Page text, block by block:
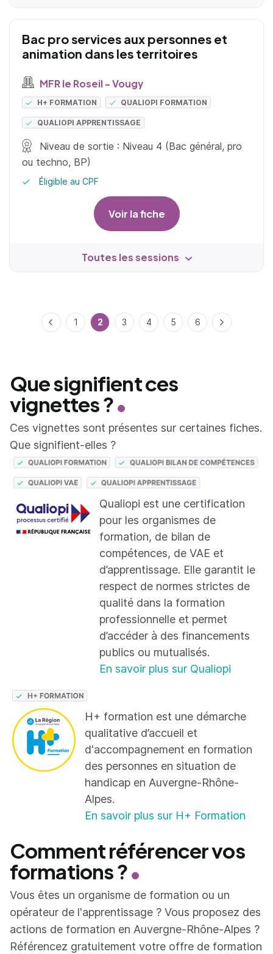
Bac pro services aux personnes et
animation dans les territoires
MFR le Roseil - Vougy
H+ FORMATION QUALIOPI FORMATION
QUALIOPI APPRENTISSAGE
Niveau de sortie : Niveau 4 (Bac général, pro
ou techno, BP)
Éligible au CPF
Voir la fiche
Toutes les sessions
Précédent
1 2 3 4 5 6 Suivant
Que signifient ces
vignettes ?
Ces vignettes sont présentes sur certaines fiches.
Que signifient-elles ?
Qualiopi est une certification
pour les organismes de
formation, de bilan de
compétences, de VAE et
d’apprentissage. Elle garantit le
respect de normes strictes de
qualité dans la formation
professionnelle et permet
d’accéder à des financements
publics ou mutualisés.
En savoir plus sur Qualiopi
H+ formation est une démarche
qualitative d’accueil et
d'accompagnement en formation
des personnes en situation de
handicap en Auvergne-Rhône-
Alpes.
En savoir plus sur H+ Formation
Comment référencer vos
formations ?
Vous êtes un organisme de formation ou un
opérateur de l'apprentissage ? Vous proposez des
actions de formation en Auvergne-Rhône-Alpes ?
Référencez gratuitement votre offre de formation